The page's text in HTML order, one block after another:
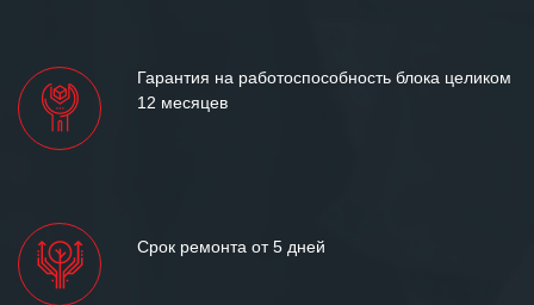
Гарантия на работоспособность блока целиком
12 месяцев
Срок ремонта от 5 дней